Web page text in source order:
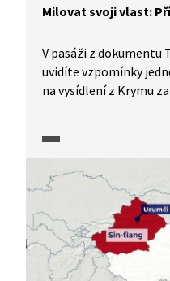
Milovat svoji vlast:
V pasáži z dokumentu
uvidíte vzpomínky
na vysídlení z Krymu
splněním celoživotních
poloostrova v roce
zhoršila a mnozí opět
do vnitřní Ukrajiny.